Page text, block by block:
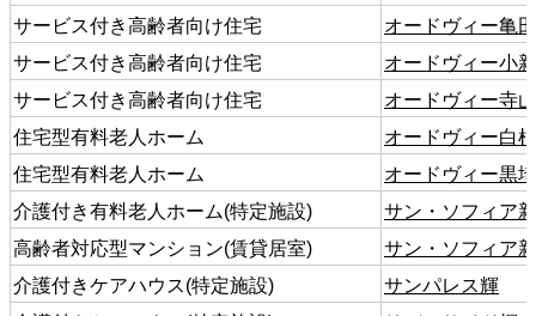
サービス付き高齢者向け住宅
オードヴィー亀
サービス付き高齢者向け住宅
オードヴィー小新
サービス付き高齢者向け住宅
オードヴィー寺山
住宅型有料老人ホーム
オードヴィー白根
住宅型有料老人ホーム
オードヴィー黒埼
介護付き有料老人ホーム(特定施設)
サン・ソフィア
高齢者対応型マンション(賃貸居室)
サン・ソフィア
介護付きケアハウス(特定施設)
サンパレス輝